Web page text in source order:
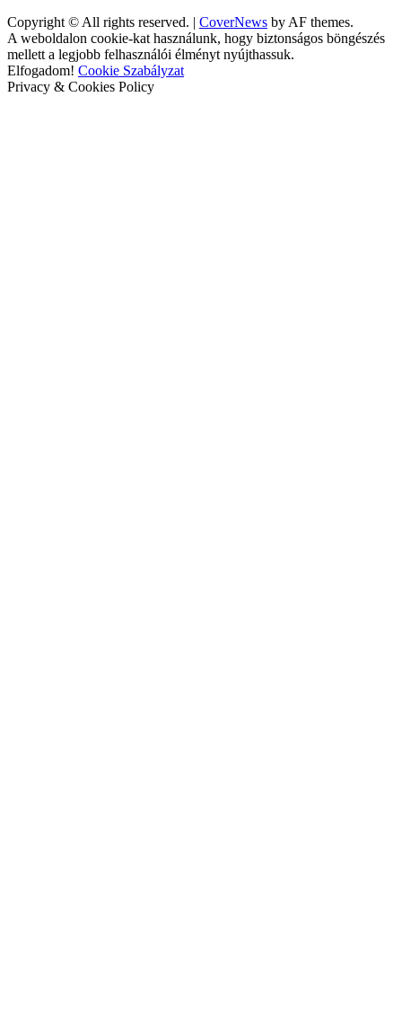
Copyright © All rights reserved. | CoverNews by AF themes.
A weboldalon cookie-kat használunk, hogy biztonságos böngészés
mellett a legjobb felhasználói élményt nyújthassuk.
Elfogadom! Cookie Szabályzat
Privacy & Cookies Policy